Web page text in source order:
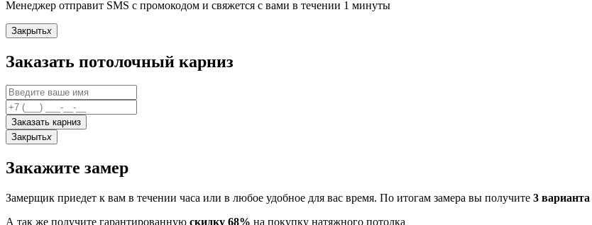
Менеджер отправит SMS с промокодом и свяжется с вами в течении 1 минуты
Закрытьx
Заказать потолочный карниз
Заказать карниз
Закрытьx
Закажите замер
Замерщик приедет к вам в течении часа или в любое удобное для вас время. По итогам замера вы получите 3 варианта
А так же получите гарантированную скидку 68% на покупку натяжного потолка